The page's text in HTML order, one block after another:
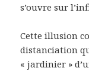
s’ouvre sur
Cette illusion
distanciation
« jardinier »